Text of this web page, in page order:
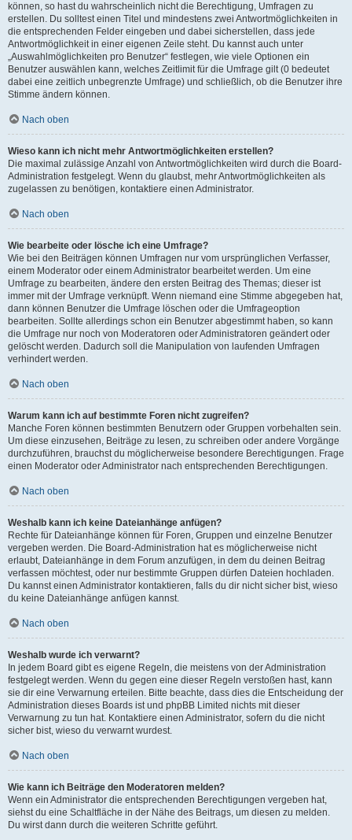
können, so hast du wahrscheinlich nicht die Berechtigung, Umfragen zu
erstellen. Du solltest einen Titel und mindestens zwei Antwortmöglichkeiten in
die entsprechenden Felder eingeben und dabei sicherstellen, dass jede
Antwortmöglichkeit in einer eigenen Zeile steht. Du kannst auch unter
„Auswahlmöglichkeiten pro Benutzer“ festlegen, wie viele Optionen ein
Benutzer auswählen kann, welches Zeitlimit für die Umfrage gilt (0 bedeutet
dabei eine zeitlich unbegrenzte Umfrage) und schließlich, ob die Benutzer ihre
Stimme ändern können.
Nach oben
Wieso kann ich nicht mehr Antwortmöglichkeiten erstellen?
Die maximal zulässige Anzahl von Antwortmöglichkeiten wird durch die Board-
Administration festgelegt. Wenn du glaubst, mehr Antwortmöglichkeiten als
zugelassen zu benötigen, kontaktiere einen Administrator.
Nach oben
Wie bearbeite oder lösche ich eine Umfrage?
Wie bei den Beiträgen können Umfragen nur vom ursprünglichen Verfasser,
einem Moderator oder einem Administrator bearbeitet werden. Um eine
Umfrage zu bearbeiten, ändere den ersten Beitrag des Themas; dieser ist
immer mit der Umfrage verknüpft. Wenn niemand eine Stimme abgegeben hat,
dann können Benutzer die Umfrage löschen oder die Umfrageoption
bearbeiten. Sollte allerdings schon ein Benutzer abgestimmt haben, so kann
die Umfrage nur noch von Moderatoren oder Administratoren geändert oder
gelöscht werden. Dadurch soll die Manipulation von laufenden Umfragen
verhindert werden.
Nach oben
Warum kann ich auf bestimmte Foren nicht zugreifen?
Manche Foren können bestimmten Benutzern oder Gruppen vorbehalten sein.
Um diese einzusehen, Beiträge zu lesen, zu schreiben oder andere Vorgänge
durchzuführen, brauchst du möglicherweise besondere Berechtigungen. Frage
einen Moderator oder Administrator nach entsprechenden Berechtigungen.
Nach oben
Weshalb kann ich keine Dateianhänge anfügen?
Rechte für Dateianhänge können für Foren, Gruppen und einzelne Benutzer
vergeben werden. Die Board-Administration hat es möglicherweise nicht
erlaubt, Dateianhänge in dem Forum anzufügen, in dem du deinen Beitrag
verfassen möchtest, oder nur bestimmte Gruppen dürfen Dateien hochladen.
Du kannst einen Administrator kontaktieren, falls du dir nicht sicher bist, wieso
du keine Dateianhänge anfügen kannst.
Nach oben
Weshalb wurde ich verwarnt?
In jedem Board gibt es eigene Regeln, die meistens von der Administration
festgelegt werden. Wenn du gegen eine dieser Regeln verstoßen hast, kann
sie dir eine Verwarnung erteilen. Bitte beachte, dass dies die Entscheidung der
Administration dieses Boards ist und phpBB Limited nichts mit dieser
Verwarnung zu tun hat. Kontaktiere einen Administrator, sofern du die nicht
sicher bist, wieso du verwarnt wurdest.
Nach oben
Wie kann ich Beiträge den Moderatoren melden?
Wenn ein Administrator die entsprechenden Berechtigungen vergeben hat,
siehst du eine Schaltfläche in der Nähe des Beitrags, um diesen zu melden.
Du wirst dann durch die weiteren Schritte geführt.